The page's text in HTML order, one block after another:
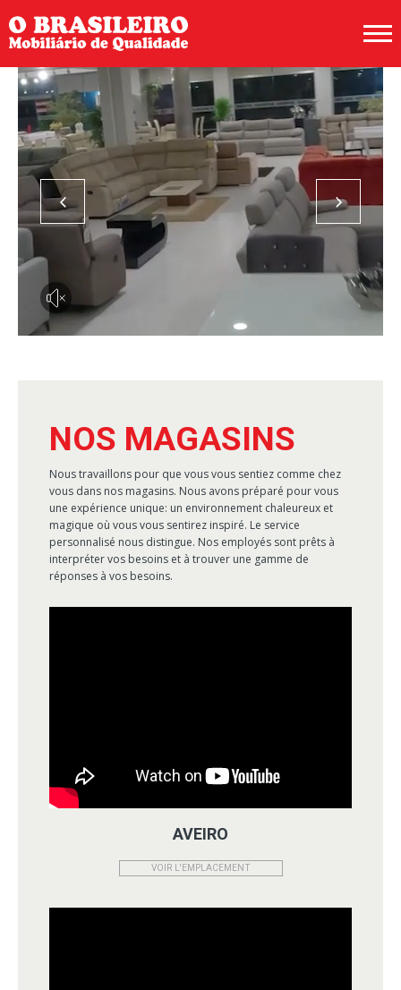
PT EN FR
QUI NOUS SOMMES
PRODUITS
CAMPAGNES
CONTACTS
NOS MAGASINS
Nous travaillons pour que vous vous sentiez comme chez
vous dans nos magasins. Nous avons préparé pour vous
une expérience unique: un environnement chaleureux et
magique où vous vous sentirez inspiré. Le service
personnalisé nous distingue. Nos employés sont prêts à
interpréter vos besoins et à trouver une gamme de
réponses à vos besoins.
AVEIRO
VOIR L'EMPLACEMENT